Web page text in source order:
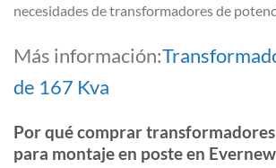
necesidades de transformadores de
Más información:
de 167 Kva
Por qué comprar
para montaje en poste en Evernew